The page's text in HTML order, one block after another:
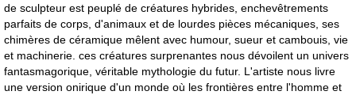
de sculpteur est peuplé de créatures hybrides, enchevêtrements
parfaits de corps, d'animaux et de lourdes pièces mécaniques, ses
chimères de céramique mêlent avec humour, sueur et cambouis, vie
et machinerie. ces créatures surprenantes nous dévoilent un univers
fantasmagorique, véritable mythologie du futur. L'artiste nous livre
une version onirique d'un monde où les frontières entre l'homme et